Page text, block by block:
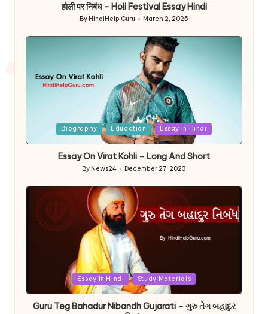
होली पर निबंध – Holi Festival Essay Hindi
Posted
By HindiHelp Guru March 2, 2025
Biography Education Essay In Hindi
Essay On Virat Kohli – Long And Short
Posted
by
By News24 December 27, 2023
Essay In Hindi Study Materials
Guru Teg Bahadur Nibandh Gujarati – ગુરુ તેગ બહાદુર